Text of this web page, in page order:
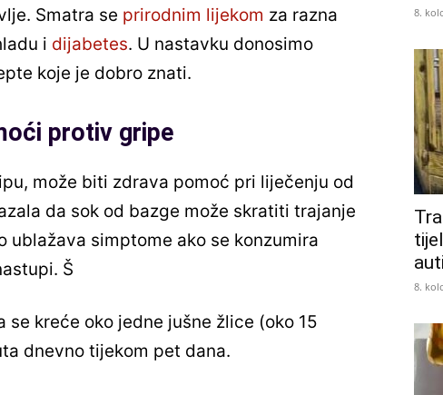
Smatra se prirodnim lijekom za razna
i dijabetes. U nastavku donosimo
koje je dobro znati.
protiv gripe
može biti zdrava pomoć pri liječenju od
da sok od bazge može skratiti trajanje
ublažava simptome ako se konzumira
Š
kreće oko jedne jušne žlice (oko 15
dnevno tijekom pet dana.
8.
8.